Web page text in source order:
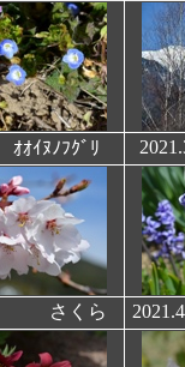
ｵｵｲﾇﾉﾌｸﾞﾘ
さくら